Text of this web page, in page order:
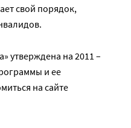
свой порядок,
утверждена на 2011 –
и ее
на сайте